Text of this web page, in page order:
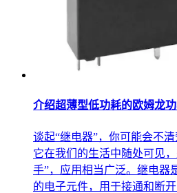
介绍超薄型低功耗的欧姆龙
谈起“继电器”，你可能会不
它在我们的生活中随处可见
手”，应用相当广泛。继电器
的电子元件，用于接通和断